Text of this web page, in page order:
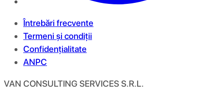
Întrebări frecvente
Termeni și condiții
Confidențialitate
ANPC
VAN CONSULTING SERVICES S.R.L.